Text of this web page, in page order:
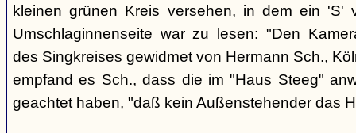
kleinen grünen Kreis versehen, in dem ein 'S'
Umschlaginnenseite war zu lesen: "Den
des Singkreises gewidmet von Hermann Sch.,
empfand es Sch., dass die im "Haus Steeg"
geachtet haben, "daß kein Außenstehender das